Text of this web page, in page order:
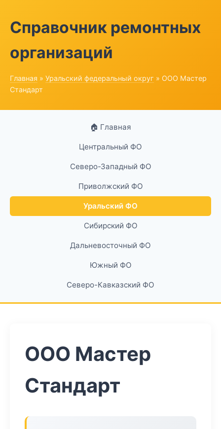
Справочник ремонтных
организаций
Главная » Уральский федеральный округ » ООО Мастер
Стандарт
🏠 Главная
Центральный ФО
Северо-Западный ФО
Приволжский ФО
Уральский ФО
Сибирский ФО
Дальневосточный ФО
Южный ФО
Северо-Кавказский ФО
ООО Мастер
Стандарт